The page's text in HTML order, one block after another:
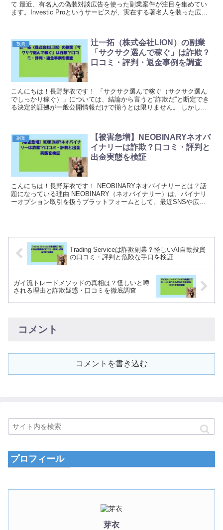
て 最近、有名人の偽装対談広告を使った副業案件が注目を集めてい
ます。Investic Proというサービスが、実在する著名人を装った広告
投資
辻一拓（株式会社LION）の副業
「サクサク選んで稼ぐ」は詐欺？
口コミ・評判・返金事例を調査
こんにちは！長野芽衣です！ 「サクサク選んで稼ぐ（サクサク選ん
でしっかり稼ぐ）」については、結論から言うと“詐欺だ”と断定でき
る決定的証拠が一般公開情報だけで揃うとは限りません。 しかし、
副業
【被害急増】NEOBINARYネオバ
イナリーは詐欺？口コミ・評判と
出金実態を検証
こんにちは！長野芽衣です！ NEOBINARYネオバイナリーとは？話
題になっている理由 NEOBINARY（ネオバイナリー）は、バイナリ
ーオプション取引を扱うプラットフォームとして、最近SNSや広告
Trading Serviceは詐欺副業？怪しいAI自動投資
の口コミ・評判と危険な手口を検証
ガイ流トレードメソッドの真相は？怪しいと噂
される理由と詐欺疑惑・口コミを徹底調査
コメント
コメントを書き込む
プロフィール
芽衣